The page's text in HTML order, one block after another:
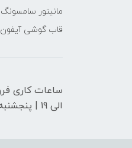
مانیتور سامسونگ
قاب گوشی آیفون
الی 19 | پنجشنبه از ساعت 10 الی 14